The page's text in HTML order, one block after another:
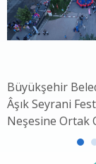
Büyükşehir
Âşık Seyrani
Neşesine Ortak